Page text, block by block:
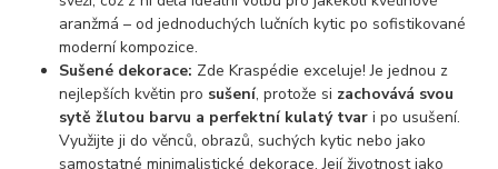
aranžmá – od jednoduchých lučních kytic po sofistikované
moderní kompozice.
Sušené dekorace: Zde Kraspédie exceluje! Je jednou z
nejlepších květin pro sušení, protože si zachovává svou
sytě žlutou barvu a perfektní kulatý tvar i po usušení.
Využijte ji do věnců, obrazů, suchých kytic nebo jako
samostatné minimalistické dekorace. Její životnost jako